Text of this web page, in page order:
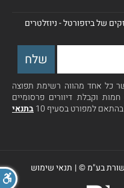
של ביזפורטל - ניוזלטרים
כל אחד מהווה רשימת תפוצה
וקבלת דיוורים פרסומיים
למפורט בסעיף 10
בתנאי
בע"מ ©| תנאי שימוש